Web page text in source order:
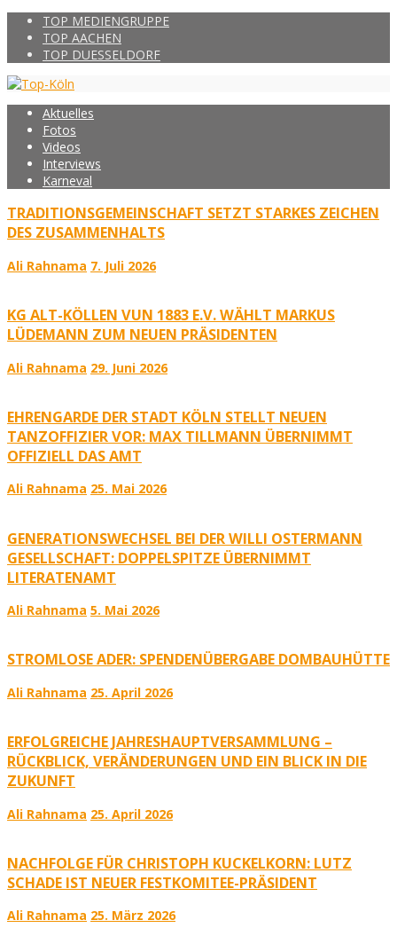
TOP MEDIENGRUPPE
TOP AACHEN
TOP DUESSELDORF
Aktuelles
Fotos
Videos
Interviews
Karneval
TRADITIONSGEMEINSCHAFT SETZT STARKES ZEICHEN
DES ZUSAMMENHALTS
Ali Rahnama 7. Juli 2026
KG ALT-KÖLLEN VUN 1883 E.V. WÄHLT MARKUS
LÜDEMANN ZUM NEUEN PRÄSIDENTEN
Ali Rahnama 29. Juni 2026
EHRENGARDE DER STADT KÖLN STELLT NEUEN
TANZOFFIZIER VOR: MAX TILLMANN ÜBERNIMMT
OFFIZIELL DAS AMT
Ali Rahnama 25. Mai 2026
GENERATIONSWECHSEL BEI DER WILLI OSTERMANN
GESELLSCHAFT: DOPPELSPITZE ÜBERNIMMT
LITERATENAMT
Ali Rahnama 5. Mai 2026
STROMLOSE ADER: SPENDENÜBERGABE DOMBAUHÜTTE
Ali Rahnama 25. April 2026
ERFOLGREICHE JAHRESHAUPTVERSAMMLUNG –
RÜCKBLICK, VERÄNDERUNGEN UND EIN BLICK IN DIE
ZUKUNFT
Ali Rahnama 25. April 2026
NACHFOLGE FÜR CHRISTOPH KUCKELKORN: LUTZ
SCHADE IST NEUER FESTKOMITEE-PRÄSIDENT
Ali Rahnama 25. März 2026